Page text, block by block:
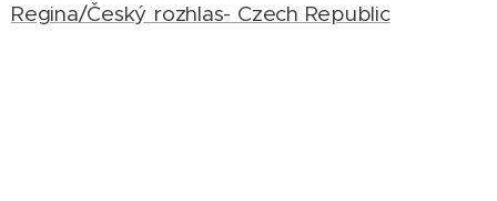
Regina/Český rozhlas- Czech Republic